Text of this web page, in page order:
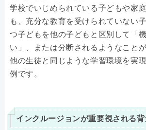
学校でいじめられている子どもや家
も、充分な教育を受けられていない
つ子どもを他の子どもと区別して「
い」、または分断されるようなこと
他の生徒と同じような学習環境を実
例です。
インクルージョンが重要視される